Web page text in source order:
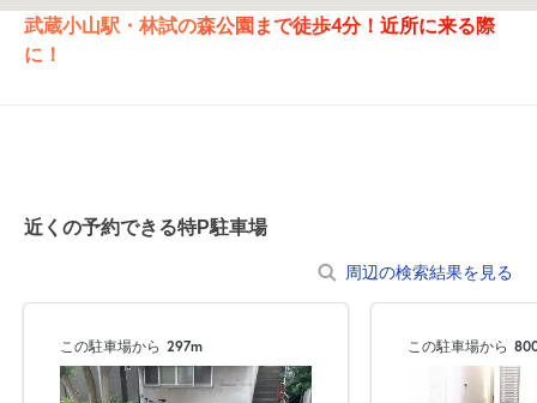
武蔵小山駅・林試の森公園まで徒歩4分！近所に来る際
に！
近くの予約できる特P駐車場
周辺の検索結果を見る
この駐車場から 297m この駐車場から